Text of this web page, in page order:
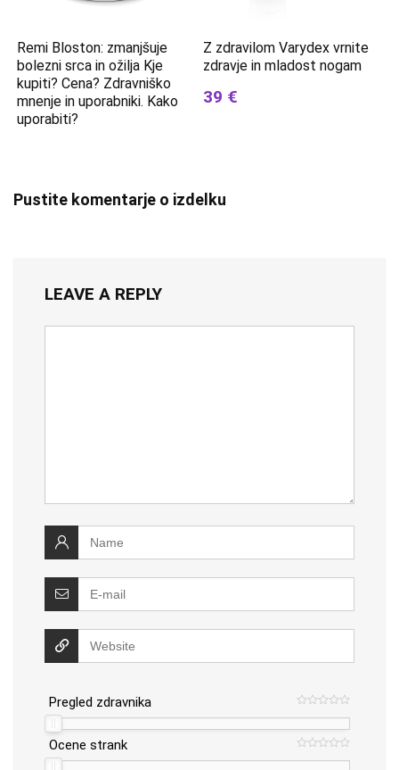
Remi Bloston: zmanjšuje
bolezni srca in ožilja Kje
kupiti? Cena? Zdravniško
mnenje in uporabniki. Kako
uporabiti?
Z zdravilom Varydex vrnite
zdravje in mladost nogam
39 €
Pustite komentarje o izdelku
LEAVE A REPLY
Pregled zdravnika
Ocene strank